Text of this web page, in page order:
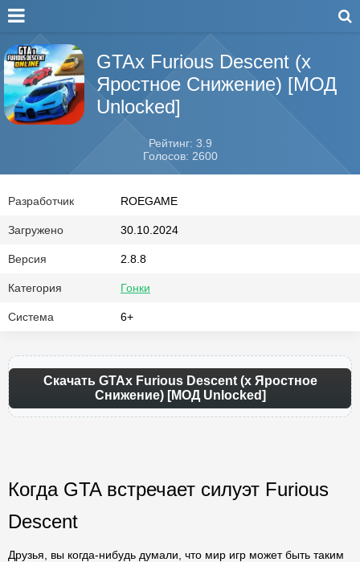
GTAx Furious Descent (х
Яростное Снижение) [МОД
Unlocked]
Рейтинг: 3.9
Голосов: 2600
Разработчик ROEGAME
Загружено 30.10.2024
Версия 2.8.8
Категория Гонки
Система 6+
Скачать GTAx Furious Descent (х Яростное
Снижение) [МОД Unlocked]
Когда GTA встречает силуэт Furious
Descent
Друзья, вы когда-нибудь думали, что мир игр может быть таким